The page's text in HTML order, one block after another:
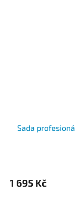
Sada
1 695 Kč